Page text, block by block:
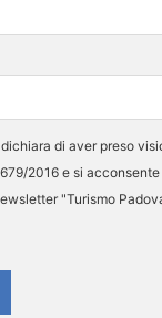
di aver preso
2016 e si
"Turismo